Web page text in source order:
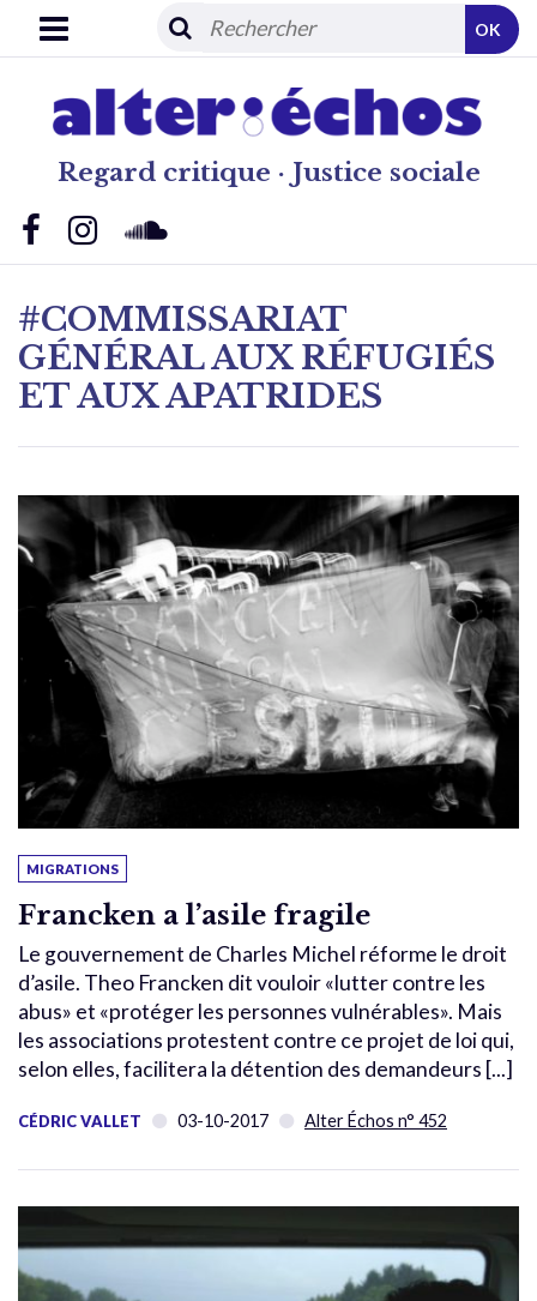
Regard critique · Justice sociale
OK
#COMMISSARIAT
GÉNÉRAL AUX RÉFUGIÉS
ET AUX APATRIDES
MIGRATIONS
Francken a l’asile fragile
Le gouvernement de Charles Michel réforme le droit
d’asile. Theo Francken dit vouloir «lutter contre les
abus» et «protéger les personnes vulnérables». Mais
les associations protestent contre ce projet de loi qui,
selon elles, facilitera la détention des demandeurs [...]
CÉDRIC VALLET 03-10-2017 Alter Échos n° 452